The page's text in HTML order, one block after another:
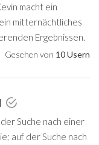
macht ein
mitternächtliches
Ergebnissen.
Gesehen von 10 Usern
Suche nach einer
auf der Suche nach